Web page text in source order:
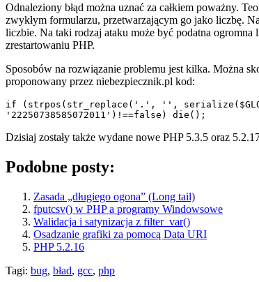
Odnaleziony błąd można uznać za całkiem poważny.
zwykłym formularzu, przetwarzającym go jako liczbę.
liczbie. Na taki rodzaj ataku może być podatna
zrestartowaniu PHP.
Sposobów na rozwiązanie problemu jest kilka. Można
proponowany przez niebezpiecznik.pl kod:
if (strpos(str_replace('.', '',
'22250738585072011')!==false) die();
Dzisiaj zostały także wydane nowe PHP 5.3.5 oraz
Podobne posty:
Zasada „długiego ogona” (Long tail)
fputcsv() w PHP a programy Windowsowe
Walidacja i satynizacja z filter_var()
Osadzanie grafiki za pomocą Data URI
PHP 5.2.16
Tagi: bug, bład, gcc, php